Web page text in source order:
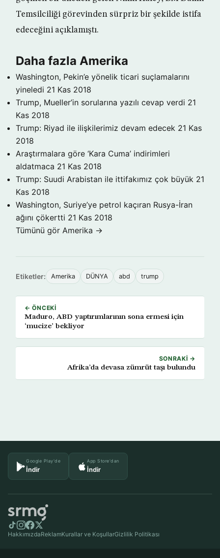
Temsilciliği görevinden sürpriz bir şekilde istifa
edeceğini açıklamıştı.
Daha fazla Amerika
Washington, Pekin’e yönelik ticari suçlamalarını
yineledi 21 Kas 2018
Trump, Mueller’in sorularına yazılı cevap verdi 21
Kas 2018
Trump: Riyad ile ilişkilerimiz devam edecek 21 Kas
2018
Araştırmalara göre ‘Kara Cuma’ indirimleri
aldatmaca 21 Kas 2018
Trump: Suudi Arabistan ile ittifakımız çok büyük 21
Kas 2018
Washington, Suriye’ye petrol kaçıran Rusya-İran
ağını çökertti 21 Kas 2018
Tümünü gör Amerika →
Etiketler: Amerika DÜNYA abd trump
← ÖNCEKI
Maduro, ABD yaptırımlarının sona ermesi için
‘mucize’ bekliyor
SONRAKI →
Afrika’da devasa zümrüt taşı bulundu
Google Play'de
İndir
App Store'dan
İndir
HakkımızdaReklamKurallar ve KoşullarGizlilik Politikası